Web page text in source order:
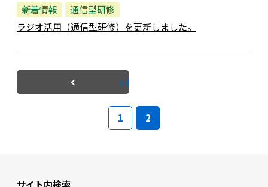
新着情報
通信型研修
ラジオ活用（通信型研修）を更新しました。
« 前へ
1 2
サイト内検索